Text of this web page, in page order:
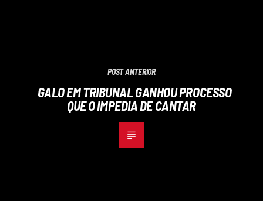
POST ANTERIOR
GALO EM TRIBUNAL GANHOU PROCESSO
QUE O IMPEDIA DE CANTAR